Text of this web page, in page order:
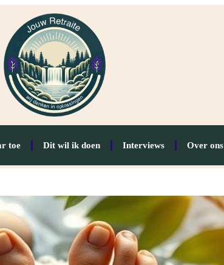
toe Dit wil ik doen Interviews Over ons